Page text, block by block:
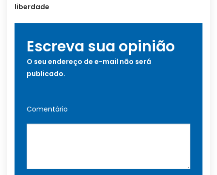
liberdade
Escreva sua opinião
O seu endereço de e-mail não será
publicado.
Comentário